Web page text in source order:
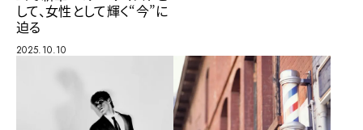
して、女性として輝く“今”に
迫る
2025.10.10